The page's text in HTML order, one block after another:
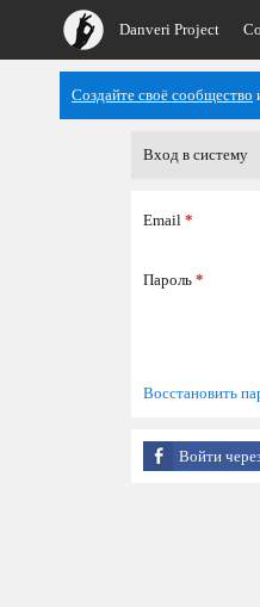
Danveri Project
Создайте своё сообщество
Вход в систему
Email *
Пароль *
Восстановить
Войти